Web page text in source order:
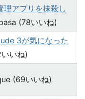
理アプリを抹殺し
(78いいね)
3が気になった
いね)
(69いいね)